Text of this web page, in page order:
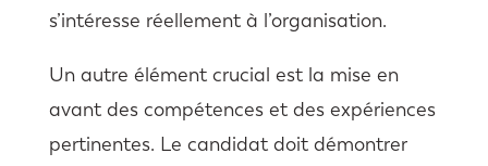
s’intéresse réellement à l’organisation.
Un autre élément crucial est la mise en
avant des compétences et des expériences
pertinentes. Le candidat doit démontrer